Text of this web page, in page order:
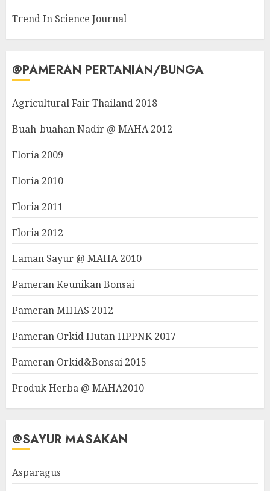
Trend In Science Journal
@PAMERAN PERTANIAN/BUNGA
Agricultural Fair Thailand 2018
Buah-buahan Nadir @ MAHA 2012
Floria 2009
Floria 2010
Floria 2011
Floria 2012
Laman Sayur @ MAHA 2010
Pameran Keunikan Bonsai
Pameran MIHAS 2012
Pameran Orkid Hutan HPPNK 2017
Pameran Orkid&Bonsai 2015
Produk Herba @ MAHA2010
@SAYUR MASAKAN
Asparagus